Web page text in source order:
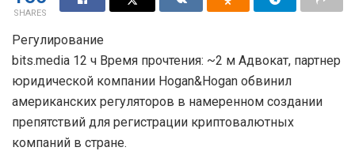
SHARES
Регулирование
bits.media 12 ч Время прочтения: ~2 м Адвокат, партнер
юридической компании Hogan&Hogan обвинил
американских регуляторов в намеренном создании
препятствий для регистрации криптовалютных
компаний в стране.